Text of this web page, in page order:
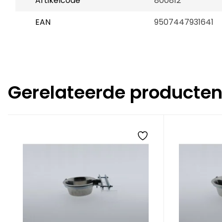
EAN
9507447931641
Gerelateerde producten